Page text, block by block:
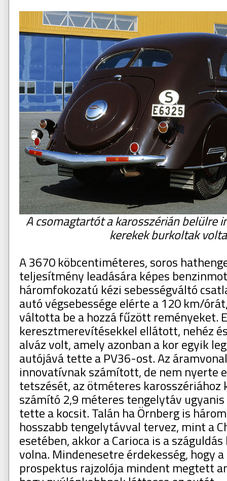
A csomagtartót a karosszérián belülre
kerekek burkoltak
A 3670 köbcentiméteres, soros
teljesítmény leadására képes
háromfokozatú kézi sebességváltó
autó végsebessége elérte a 120 km/
váltotta be a hozzá fűzött reményeket.
keresztmerevítésekkel ellátott, nehéz
alváz volt, amely azonban a kor egyik
autójává tette a PV36-ost. Az
innovatívnak számított, de nem nyerte
tetszését, az ötméteres karosszériához
számító 2,9 méteres tengelytáv
tette a kocsit. Talán ha Örnberg is
hosszabb tengelytávval tervez, mint a
esetében, akkor a Carioca is a
volna. Mindenesetre érdekesség, hogy
prospektus rajzolója mindent megtett